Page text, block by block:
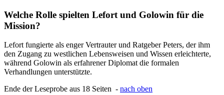
Welche Rolle spielten Lefort und Golowin für die
Mission?
Lefort fungierte als enger Vertrauter und Ratgeber Peters, der ihm
den Zugang zu westlichen Lebensweisen und Wissen erleichterte,
während Golowin als erfahrener Diplomat die formalen
Verhandlungen unterstützte.
Ende der Leseprobe aus 18 Seiten - nach oben